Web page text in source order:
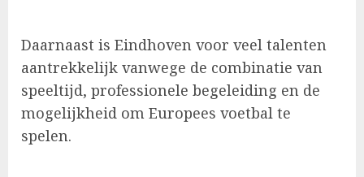
Daarnaast is Eindhoven voor veel talenten
aantrekkelijk vanwege de combinatie van
speeltijd, professionele begeleiding en de
mogelijkheid om Europees voetbal te
spelen.